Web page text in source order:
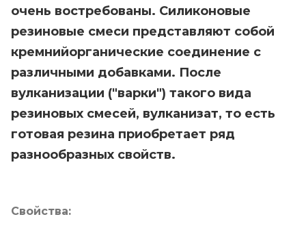
очень востребованы. Силиконовые
резиновые смеси представляют собой
кремнийорганические соединение с
различными добавками. После
вулканизации ("варки") такого вида
резиновых смесей, вулканизат, то есть
готовая резина приобретает ряд
разнообразных свойств.
Свойства: